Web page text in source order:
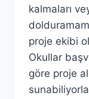
kalmaları
proje ekibi
Okullar
göre proje